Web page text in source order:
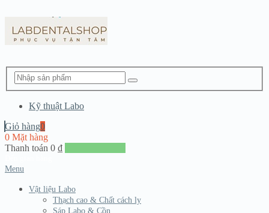
Kỹ thuật Labo
Giỏ hàng0
0 Mặt hàng
Thanh toán 0 ₫
Menu
Vật liệu Labo
Thạch cao & Chất cách ly
Sáp Labo & Cồn